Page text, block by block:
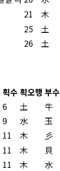
21 木
25 土
26 土
획수 획오행 부수
6 土 牛
9 水 玉
11 木 彡
11 木 貝
11 木 水